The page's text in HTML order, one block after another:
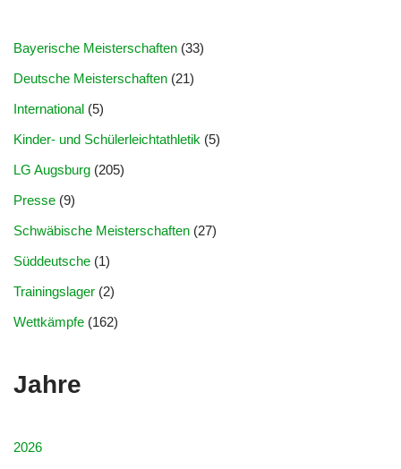
Bayerische Meisterschaften (33)
Deutsche Meisterschaften (21)
International (5)
Kinder- und Schülerleichtathletik (5)
LG Augsburg (205)
Presse (9)
Schwäbische Meisterschaften (27)
Süddeutsche (1)
Trainingslager (2)
Wettkämpfe (162)
Jahre
2026